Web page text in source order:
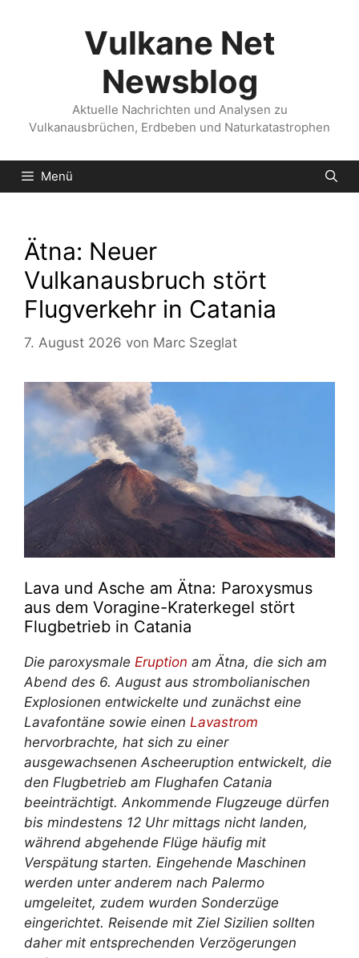
Vulkane Net
Newsblog
Aktuelle Nachrichten und Analysen zu
Vulkanausbrüchen, Erdbeben und Naturkatastrophen
Menü
Ätna: Neuer
Vulkanausbruch stört
Flugverkehr in Catania
7. August 2026 von Marc Szeglat
Lava und Asche am Ätna: Paroxysmus
aus dem Voragine-Kraterkegel stört
Flugbetrieb in Catania
Die paroxysmale Eruption am Ätna, die sich am
Abend des 6. August aus strombolianischen
Explosionen entwickelte und zunächst eine
Lavafontäne sowie einen Lavastrom
hervorbrachte, hat sich zu einer
ausgewachsenen Ascheeruption entwickelt, die
den Flugbetrieb am Flughafen Catania
beeinträchtigt. Ankommende Flugzeuge dürfen
bis mindestens 12 Uhr mittags nicht landen,
während abgehende Flüge häufig mit
Verspätung starten. Eingehende Maschinen
werden unter anderem nach Palermo
umgeleitet, zudem wurden Sonderzüge
eingerichtet. Reisende mit Ziel Sizilien sollten
daher mit entsprechenden Verzögerungen